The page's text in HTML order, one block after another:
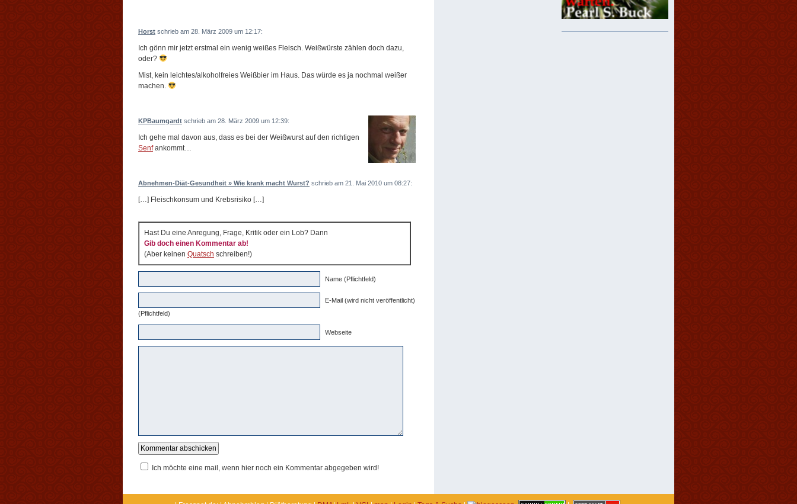
Horst schrieb am 28. März 2009 um 12:17:
Ich gönn mir jetzt erstmal ein wenig weißes Fleisch. Weißwürste zählen doch dazu,
oder?
Mist, kein leichtes/alkoholfreies Weißbier im Haus. Das würde es ja nochmal weißer
machen.
KPBaumgardt schrieb am 28. März 2009 um 12:39:
Ich gehe mal davon aus, dass es bei der Weißwurst auf den richtigen
Senfankommt…
Abnehmen-Diät-Gesundheit » Wie krank macht Wurst? schrieb am 21. Mai 2010 um 08:27:
[…] Fleischkonsum und Krebsrisiko […]
Hast Du eine Anregung, Frage, Kritik oder ein Lob? Dann
Gib doch einen Kommentar ab!
(Aber keinen Quatsch schreiben!)
Name (Pflichtfeld)
E-Mail (wird nicht veröffentlicht)
(Pflichtfeld)
Webseite
Ich möchte eine mail, wenn hier noch ein Kommentar abgegeben wird!